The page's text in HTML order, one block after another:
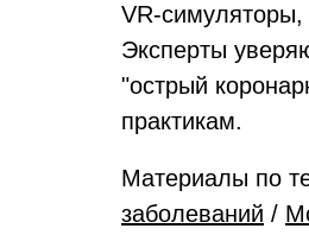
VR-симуляторы,
Эксперты
"острый
практикам.
Материалы по
заболеваний /